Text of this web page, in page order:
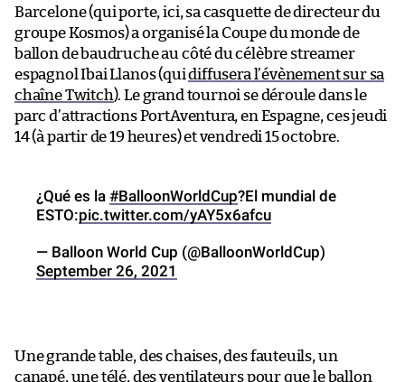
Barcelone (qui porte, ici, sa casquette de directeur du
groupe Kosmos) a organisé la Coupe du monde de
ballon de baudruche au côté du célèbre streamer
espagnol Ibai Llanos (quidiffusera l’évènement sur sa
chaîne Twitch). Le grand tournoi se déroule dans le
parc d’attractions PortAventura, en Espagne, ces jeudi
14 (à partir de 19 heures) et vendredi 15 octobre.
¿Qué es la #BalloonWorldCup?El mundial de
ESTO:pic.twitter.com/yAY5x6afcu
— Balloon World Cup (@BalloonWorldCup)
September 26, 2021
Une grande table, des chaises, des fauteuils, un
canapé, une télé, des ventilateurs pour que le ballon